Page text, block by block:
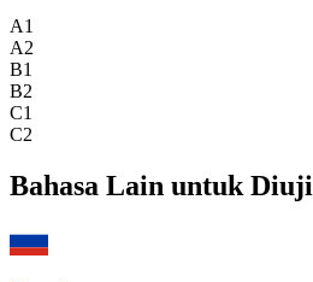
A1
A2
B1
B2
C1
C2
Bahasa Lain untuk Diuji